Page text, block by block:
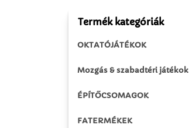
Termék kategóriák
OKTATÓJÁTÉKOK
Mozgás & szabadtéri játékok
ÉPÍTŐCSOMAGOK
FATERMÉKEK